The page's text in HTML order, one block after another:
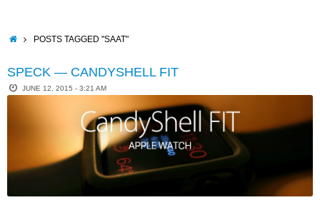
contentHOMEPOSTS TAGGED "SAAT"
SPECK — CANDYSHELL FIT
JUNE 12, 2015 - 3:21 AM